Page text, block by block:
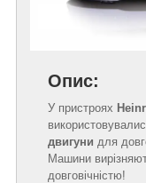
Опис:
У пристроях
двигуни для
Машини
довговічністю!